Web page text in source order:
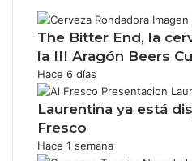
The Bitter End, la
la III Aragón Beers
Hace 6 días
Laurentina ya está
Fresco
Hace 1 semana